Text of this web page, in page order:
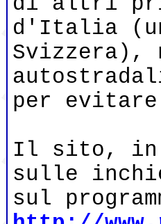
d'Italia
per
Il sito, in
sulle
sul